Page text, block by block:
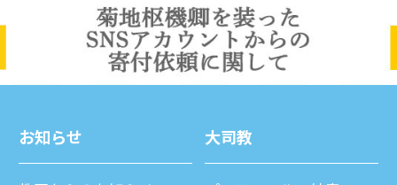
お知らせ ⼤司教